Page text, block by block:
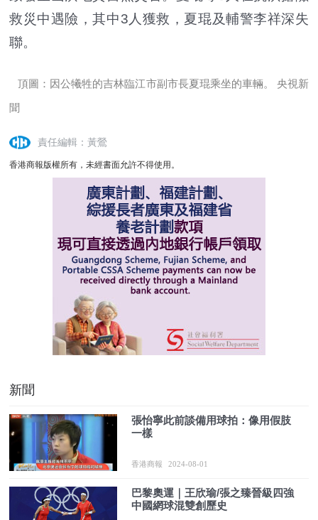
救災中遇險，其中3人獲救，夏琨及輔警李祥深失
聯。
頂圖：因公犧牲的吉林臨江市副市長夏琨乘坐的車輛。 央視新
聞
責任編輯：黃鶯
香港商報版權所有，未經書面允許不得使用。
新聞
張怡寧此前談備用球拍：像用假肢
一樣
香港商報 2024-08-01
巴黎奧運｜王欣瑜/張之臻晉級四強
中國網球混雙創歷史